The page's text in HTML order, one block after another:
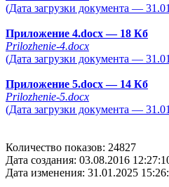
(Дата загрузки документа —
Приложение 4.docx— 18 Кб
Prilozhenie-4.docx
(Дата загрузки документа —
Приложение 5.docx— 14 Кб
Prilozhenie-5.docx
(Дата загрузки документа —
Количество показов: 24827
Дата создания: 03.08.2016
Дата изменения: 31.01.2025